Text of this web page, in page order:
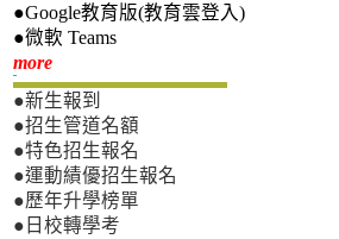
●Google教育版(教育雲登入)
●微軟 Teams
more新生專區
●新生報到
●招生管道名額
●特色招生報名
●運動績優招生報名
●歷年升學榜單
●日校轉學考